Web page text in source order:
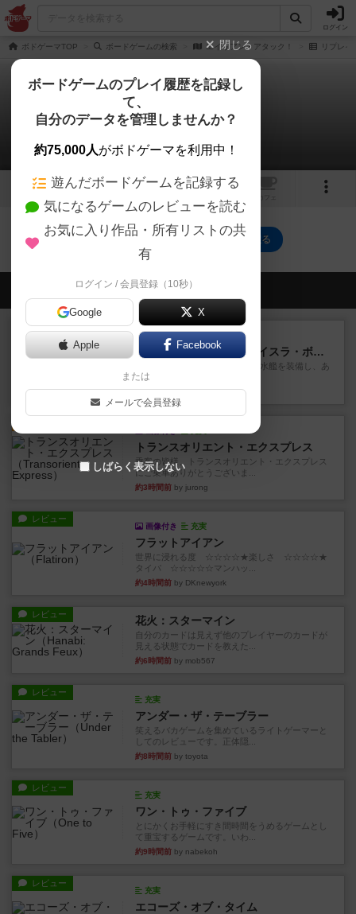
ログイン
ボドゲーマTOP ボードゲームの検索 エイリアン・アタック！ リプレイ
エイリアン・アタック！
0件のリプレイ日記
1
エイリアン・アタック！のトップに戻る
会員の新しい投稿
ルール/インスト
キャプテン・フリップ：イスラ・ボンバ
イスラ・ボンバを探しに出航!潜水艦を装備し、あ
なたの乗組員を監獄から解...
約2時間前by jurong
トランスオリエント・エクスプレス
乗客の皆様、トランスオリエント・エクスプレス
にご乗車ありがとうございま...
約3時間前 by jurong
レビュー
画像付き 充実
フラットアイアン
世界に浸れる度 ☆☆☆☆★楽しさ ☆☆☆☆★
タイパ ☆☆☆☆☆マンハッ...
約4時間前 by DKnewyork
レビュー 花火：スターマイン
自分のカードは見えず他のプレイヤーのカードが
見える状態でカードを教えた...
約6時間前 by mob567
レビュー
充実
アンダー・ザ・テーブラー
笑えるバカゲームを集めているライトゲーマーと
してのレビューです。正体隠...
約8時間前 by toyota
レビュー
充実
ワン・トゥ・ファイブ
とにかくお手軽にすき間時間をうめるゲームとし
て重宝するゲームです。いわ...
約9時間前 by nabekoh
レビュー
充実
エコーズ・オブ・タイム
閉じる
ボードゲームのプレイ履歴を記録し
て、
自分のデータを管理しませんか？
約75,000人がボドゲーマを利用中！
遊んだボードゲームを記録する
気になるゲームのレビューを読む
お気に入り作品・所有リストの共
有
ログイン / 会員登録（10秒）
Google X
Apple Facebook
または
メールで会員登録
しばらく表示しない